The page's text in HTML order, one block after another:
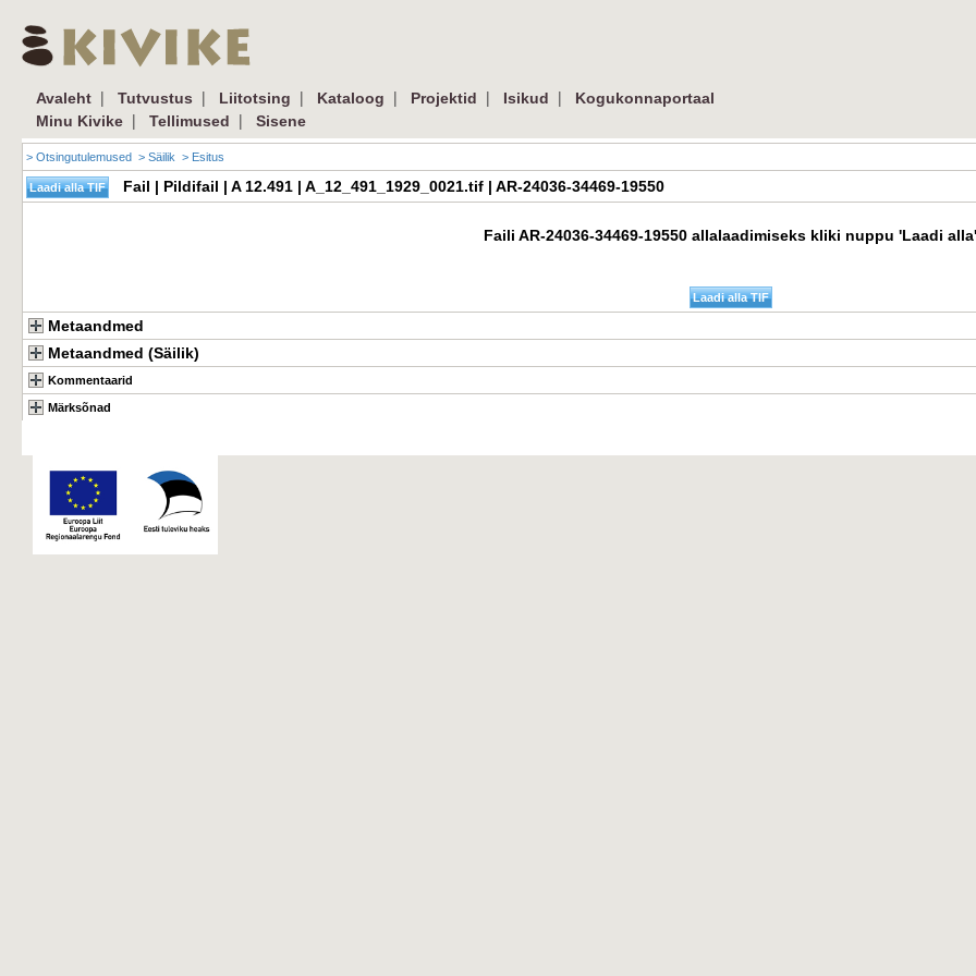
Avaleht | Tutvustus | Liitotsing | Kataloog | Projektid | Isikud |
Kogukonnaportaal
Minu Kivike | Tellimused | Sisene
> Otsingutulemused > Säilik > Esitus
Fail | Pildifail | A 12.491 | A_12_491_1929_0021.tif | AR-24036-34469-19550
Faili AR-24036-34469-19550 allalaadimiseks kliki nuppu 'Laadi
Metaandmed
Metaandmed (Säilik)
Kommentaarid
Märksõnad